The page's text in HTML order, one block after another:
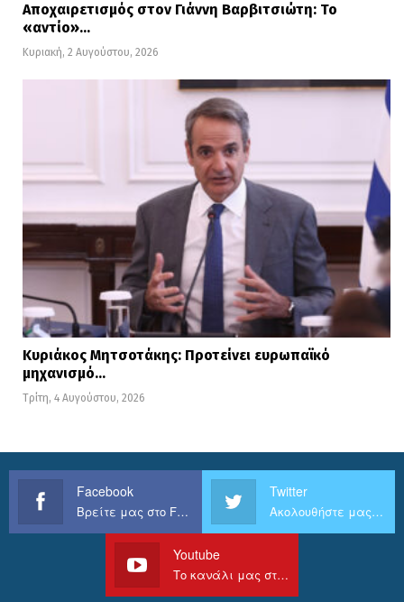
Αποχαιρετισμός στον Γιάννη Βαρβιτσιώτη: Το
«αντίο»…
Κυριακή, 2 Αυγούστου, 2026
Κυριάκος Μητσοτάκης: Προτείνει ευρωπαϊκό
μηχανισμό…
Τρίτη, 4 Αυγούστου, 2026
Facebook
Βρείτε μας στο Facebook
Twitter
Ακολουθήστε μας στο Twitter
Youtube
Το κανάλι μας στο Youtube